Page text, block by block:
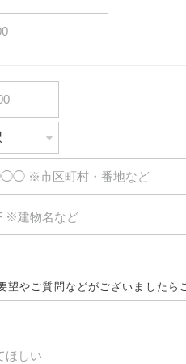
望やご質問などがございましたら